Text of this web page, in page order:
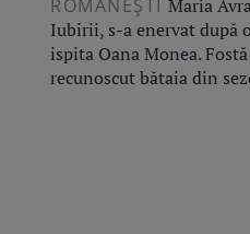
ROMÂNEŞTI Maria
Iubirii, s-a enervat după
ispita Oana Monea.
recunoscut bătaia din